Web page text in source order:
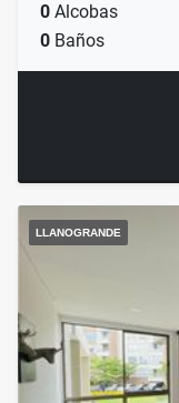
0 Alcobas
0 Baños
LLANOGRANDE